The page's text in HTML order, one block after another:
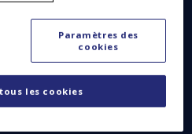
flambant neuve
Paramètres des
cookies
les cookies